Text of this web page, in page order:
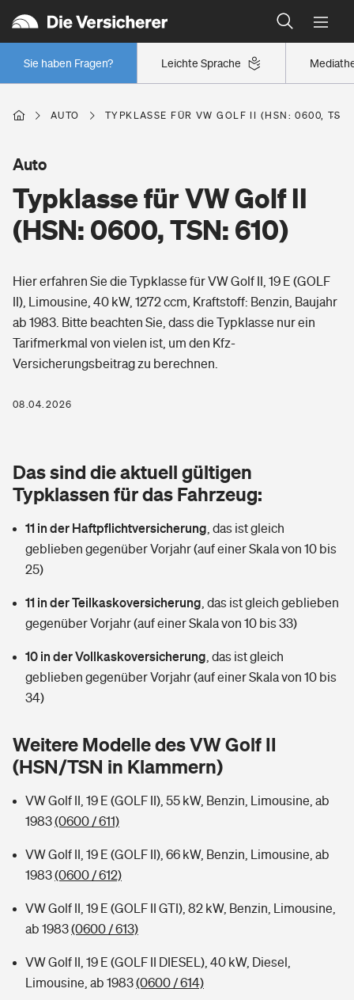
Leichte Sprache
Sie haben Fragen?
Wer versichert was: Jetzt Versicherer finden
Regionalklassen: So ist Ihre Region eingestuft
Wer versichert was: Jetzt Versicherer finden
Berufsunfähigkeitsversicherung
Erwerbsunfähigkeitsversicherung
Grundfähigkeitsversicherung
Arbeitsrechtsschutz
Berufshaftpflichtversicherung
Zur Übersicht
Tools
Wer versichert was: Jetzt Versicherer finden
Sie haben Fragen?
Wohnen
Glasversicherung
Mietkautionsversicherung
Restkreditversicherung
Tools
Hochwasser-Check: Wie gefährdet ist Ihr Haus?
Sie haben Fragen?
Freizeit
Pri­vate Haft­pflicht­
Kinderunfall­ver­si­che­rung
Kinderinvalidität
Hundehalter-Haftpflicht
Handyversicherung
Private Cyberversicherung
Zur Übersicht
Kinderunfall-Check: Mehr Sicherheit für deine Kids
Typklassen: So ist Ihr Auto eingestuft
Gesundheit
Private Krankenversicherung
Dread-Disease-Versicherung
Tierkrankenversicherung
Zur Übersicht
Tools
Wer versichert was: Jetzt Versicherer finden
Rentenrechner: Wie viel Geld bekomme ich im Alter?
AUTO TYPKLASSE FÜR VW GOLF II (HSN: 0600,
Typklasse für VW Golf II
(HSN: 0600, TSN: 610)
Auto
Hier erfahren Sie die Typklasse für VW Golf II, 19 E (GOLF
II), Limousine, 40 kW, 1272 ccm, Kraftstoff: Benzin, Baujahr
ab 1983. Bitte beachten Sie, dass die Typklasse nur ein
Tarifmerkmal von vielen ist, um den Kfz-
Versicherungsbeitrag zu berechnen.
08.04.2026
Das sind die aktuell gültigen
Typklassen für das Fahrzeug:
11 in der Haftpflichtversicherung das ist gleich
geblieben gegenüber Vorjahr (auf einer Skala von 10 bis
25)
11 in der Teilkaskoversicherung das ist gleich geblieben
gegenüber Vorjahr (auf einer Skala von 10 bis 33)
10 in der Vollkaskoversicherung das ist gleich
geblieben gegenüber Vorjahr (auf einer Skala von 10 bis
34)
Weitere Modelle des VW Golf II
(HSN/TSN in Klammern)
VW Golf II, 19 E (GOLF II), 55 kW, Benzin, Limousine, ab
1983(0600 / 611)
VW Golf II, 19 E (GOLF II), 66 kW, Benzin, Limousine, ab
1983(0600 / 612)
VW Golf II, 19 E (GOLF II GTI), 82 kW, Benzin, Limousine,
ab 1983(0600 / 613)
VW Golf II, 19 E (GOLF II DIESEL), 40 kW, Diesel,
Limousine, ab 1983(0600 / 614)